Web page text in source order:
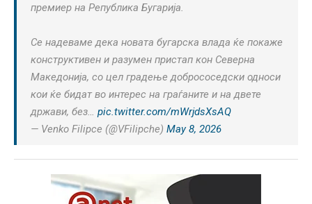
премиер на Република Бугарија.
Се надеваме дека новата бугарска влада ќе покаже
конструктивен и разумен пристап кон Северна
Македонија, со цел градење добрососедски односи
кои ќе бидат во интерес на граѓаните и на двете
држави, без… pic.twitter.com/mWrjdsXsAQ
— Venko Filipce (@VFilipche) May 8, 2026